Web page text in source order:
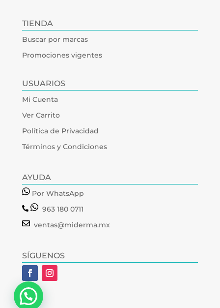
TIENDA
Buscar por marcas
Promociones vigentes
USUARIOS
Mi Cuenta
Ver Carrito
Política de Privacidad
Términos y Condiciones
AYUDA
Por WhatsApp
963 180 0711
ventas@miderma.mx
SÍGUENOS